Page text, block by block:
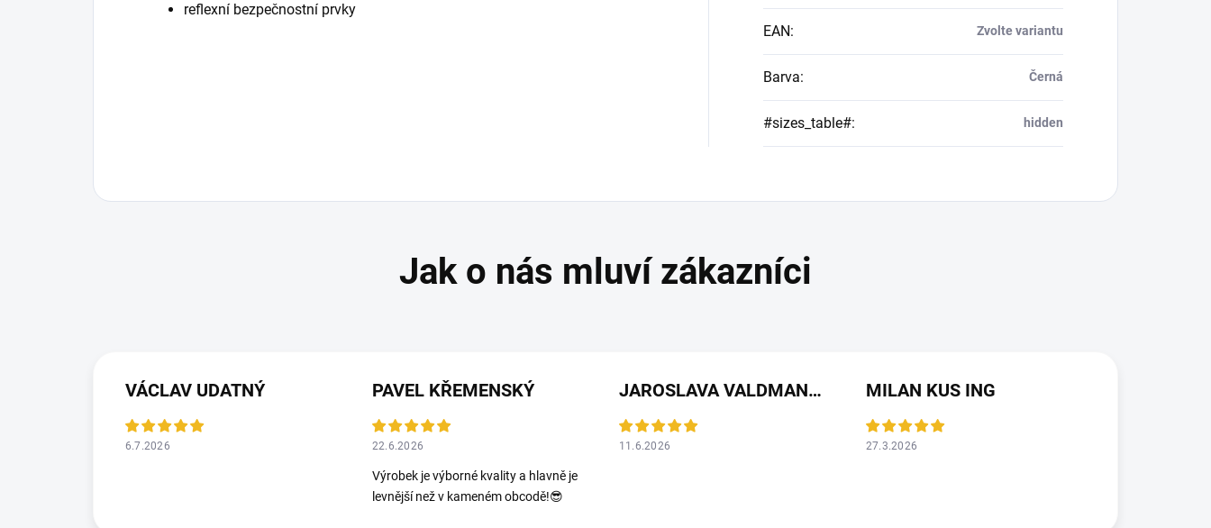
reflexní bezpečnostní prvky
EAN: Zvolte variantu
Barva: Černá
#sizes_table#: hidden
VÁCLAV UDATNÝ
6.7.2026
PAVEL KŘEMENSKÝ
22.6.2026
Výrobek je výborné kvality a hlavně je
levnější než v kameném obcodě!😎
JAROSLAVA VALDMANOVA
11.6.2026
MILAN KUS ING
27.3.2026